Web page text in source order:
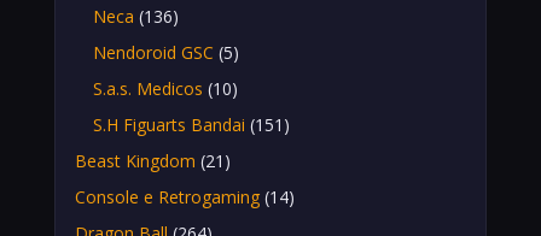
Neca (136)
Nendoroid GSC (5)
S.a.s. Medicos (10)
S.H Figuarts Bandai (151)
Beast Kingdom (21)
Console e Retrogaming (14)